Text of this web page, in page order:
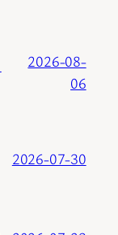
2026-08-
06
2026-07-30